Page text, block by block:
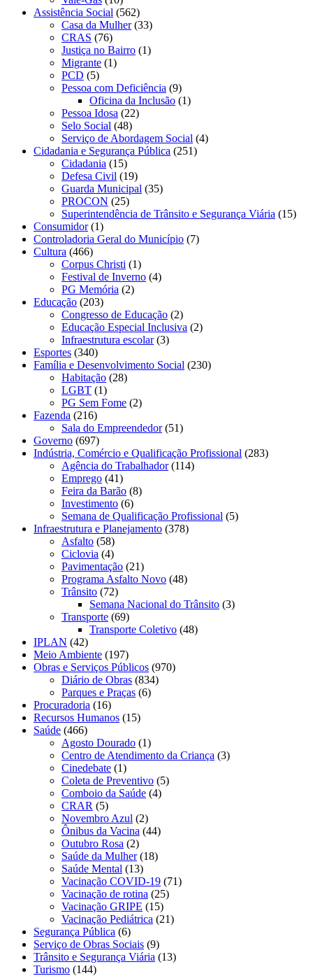
Assistência Social (562)
Casa da Mulher(33)
CRAS (76)
Justiça no Bairro (1)
Migrante (1)
PCD (5)
Pessoa com Deficiência (9)
Oficina da Inclusão (1)
Pessoa Idosa (22)
Selo Social (48)
Serviço de Abordagem Social (4)
Cidadania e Segurança Pública (251)
Cidadania (15)
Defesa Civil (19)
Guarda Municipal (35)
PROCON (25)
Superintendência de Trânsito e Segurança Viária (15)
Consumidor(1)
Controladoria Geral do Município (7)
Cultura (466)
Corpus Christi (1)
Festival de Inverno (4)
PG Memória (2)
Educação (203)
Congresso de Educação (2)
Educação Especial Inclusiva (2)
Infraestrutura escolar(3)
Esportes (340)
Família e Desenvolvimento Social (230)
Habitação (28)
LGBT (1)
PG Sem Fome (2)
Fazenda (216)
Sala do Empreendedor(51)
Governo (697)
Indústria, Comércio e Qualificação Profissional (283)
Agência do Trabalhador(114)
Emprego (41)
Feira da Barão (8)
Investimento (6)
Semana de Qualificação Profissional (5)
Infraestrutura e Planejamento (378)
Asfalto (58)
Ciclovia (4)
Pavimentação (21)
Programa Asfalto Novo (48)
Trânsito (72)
Semana Nacional do Trânsito (3)
Transporte (69)
Transporte Coletivo (48)
IPLAN (42)
Meio Ambiente (197)
Obras e Serviços Públicos (970)
Diário de Obras (834)
Parques e Praças (6)
Procuradoria (16)
Recursos Humanos (15)
Saúde (466)
Agosto Dourado (1)
Centro de Atendimento da Criança (3)
Cinedebate (1)
Coleta de Preventivo (5)
Comboio da Saúde (4)
CRAR (5)
Novembro Azul (2)
Ônibus da Vacina (44)
Outubro Rosa (2)
Saúde da Mulher(18)
Saúde Mental (13)
Vacinação COVID-19 (71)
Vacinação de rotina (25)
Vacinação GRIPE (15)
Vacinação Pediátrica (21)
Segurança Pública (6)
Serviço de Obras Sociais (9)
Trânsito e Segurança Viária (13)
Turismo (144)